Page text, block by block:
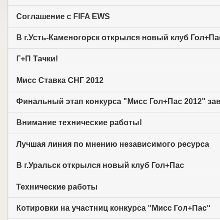
Соглашение с FIFA EWS
В г.Усть-Каменогорск открылся новый клуб
Г+П Тачки!
Мисс Cтавка СНГ 2012
Финальный этап конкурса "Мисс Гол+Пас 2012"
Внимание технические работы!
Лучшая линия по мнению независимого ресурса
В г.Уральск открылся новый клуб Гол+Пас
Технические работы
Котировки на участниц конкурса "Мисс Гол+Пас"